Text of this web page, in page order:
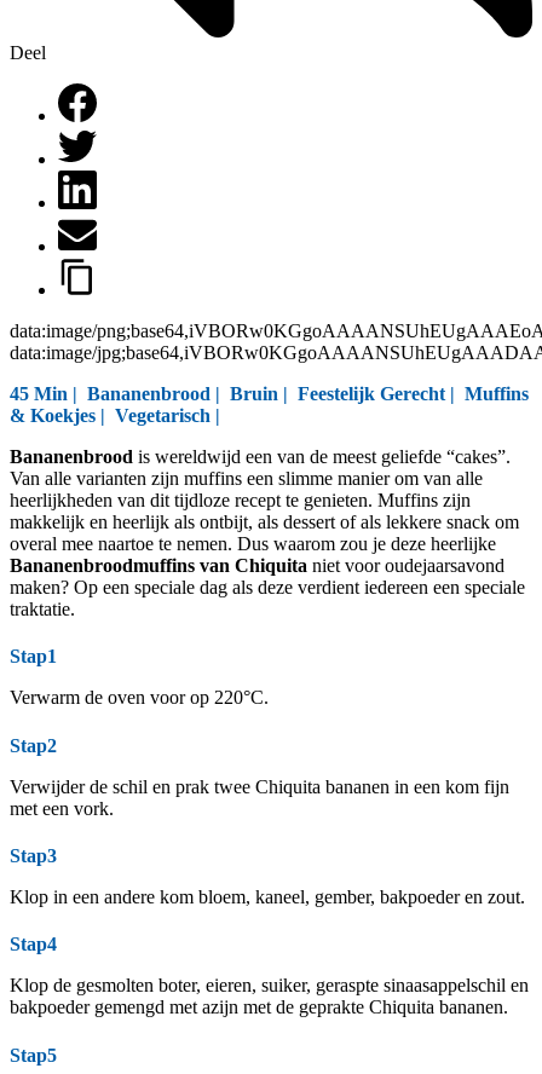
Deel
data:image/
data:image/
45 Min | Bananenbrood | Bruin | Feestelijk Gerecht | Muffins
& Koekjes | Vegetarisch |
Bananenbrood is wereldwijd een van de meest geliefde “cakes”.
Van alle varianten zijn muffins een slimme manier om van alle
heerlijkheden van dit tijdloze recept te genieten. Muffins zijn
makkelijk en heerlijk als ontbijt, als dessert of als lekkere snack om
overal mee naartoe te nemen. Dus waarom zou je deze heerlijke
Bananenbroodmuffins van Chiquita niet voor oudejaarsavond
maken? Op een speciale dag als deze verdient iedereen een speciale
traktatie.
Stap1
Verwarm de oven voor op 220°C.
Stap2
Verwijder de schil en prak twee Chiquita bananen in een kom fijn
met een vork.
Stap3
Klop in een andere kom bloem, kaneel, gember, bakpoeder en zout.
Stap4
Klop de gesmolten boter, eieren, suiker, geraspte sinaasappelschil en
bakpoeder gemengd met azijn met de geprakte Chiquita bananen.
Stap5